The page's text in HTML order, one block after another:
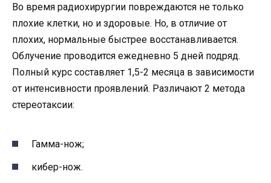
Во время радиохирургии повреждаются не только
плохие клетки, но и здоровые. Но, в отличие от
плохих, нормальные быстрее восстанавливается.
Облучение проводится ежедневно 5 дней подряд.
Полный курс составляет 1,5-2 месяца в зависимости
от интенсивности проявлений. Различают 2 метода
стереотаксии:
Гамма-нож;
кибер-нож.